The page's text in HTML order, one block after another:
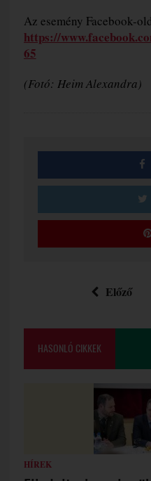
Az esemény Facebook-
https://
65
(Fotó: Heim Alexandra)
Előző
HASONLÓ CIKKEK
HÍREK